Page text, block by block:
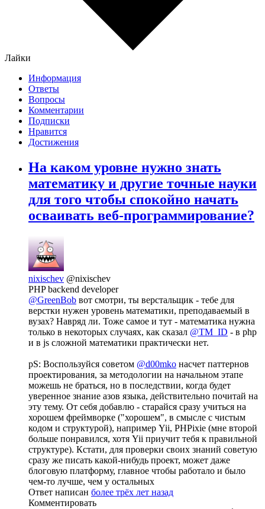
Лайки
Информация
Ответы
Вопросы
Комментарии
Подписки
Нравится
Достижения
На каком уровне нужно знать
математику и другие точные науки
для того чтобы спокойно начать
осваивать веб-программирование?
nixischev @nixischev
PHP backend developer
@GreenBob вот смотри, ты верстальщик - тебе для
верстки нужен уровень математики, преподаваемый в
вузах? Навряд ли. Тоже самое и тут - математика нужна
только в некоторых случаях, как сказал @TM_ID - в php
и в js сложной математики практически нет.
pS: Воспользуйся советом @d00mko насчет паттернов
проектирования, за методологии на начальном этапе
можешь не браться, но в последствии, когда будет
уверенное знание азов языка, действительно почитай на
эту тему. От себя добавлю - старайся сразу учиться на
хорошем фреймворке ("хорошем", в смысле с чистым
кодом и структурой), например Yii, PHPixie (мне второй
больше понравился, хотя Yii приучит тебя к правильной
структуре). Кстати, для проверки своих знаний советую
сразу же писать какой-нибудь проект, может даже
блоговую платформу, главное чтобы работало и было
чем-то лучше, чем у остальных
Ответ написан более трёх лет назад
Комментировать